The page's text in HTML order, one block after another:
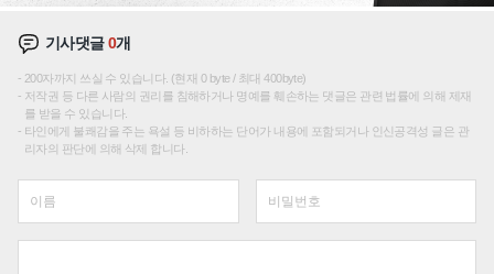
기사댓글0개
200자까지 쓰실 수 있습니다. (현재 0 byte / 최대 400byte)
저작권 등 다른 사람의 권리를 침해하거나 명예를 훼손하는 댓글은 관련 법률에 의해 제재
를 받을 수 있습니다.
타인에게 불쾌감을 주는 욕설 등 비하하는 단어가 내용에 포함되거나 인신공격성 글은 관
리자의 판단에 의해 삭제 합니다.